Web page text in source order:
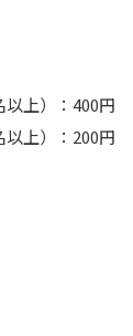
上）：400円
上）：200円